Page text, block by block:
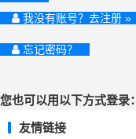
我没有账号？去注册 »
忘记密码？
您也可以用以下方式登录：
友情链接